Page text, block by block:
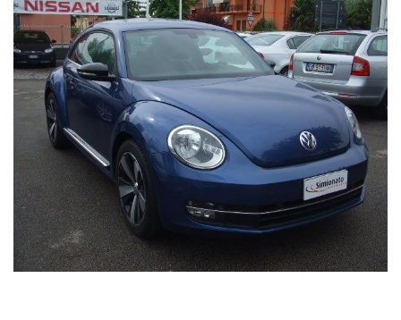
AYVENS USATO
AREA COMMERCIANTI